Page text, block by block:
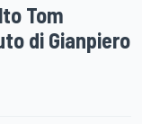
Tom
di Gianpiero